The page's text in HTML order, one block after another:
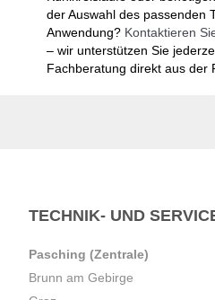
der Auswahl des passenden
Anwendung? Kontaktieren
– wir unterstützen Sie
Fachberatung direkt aus der
TECHNIK- UND
Pasching (Zentrale)
Brunn am Gebirge